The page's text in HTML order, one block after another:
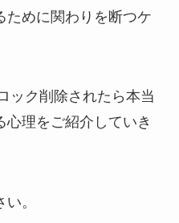
ために関わりを断つケ
ック削除されたら本当
理をご紹介していき
。